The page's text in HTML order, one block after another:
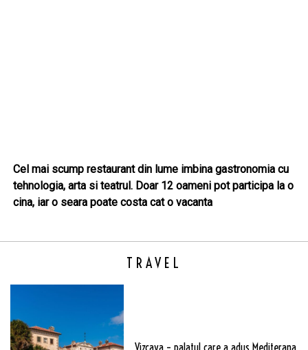
Cel mai scump restaurant din lume imbina gastronomia cu
tehnologia, arta si teatrul. Doar 12 oameni pot participa la o
cina, iar o seara poate costa cat o vacanta
TRAVEL
Vizcaya – palatul care a adus Mediterana